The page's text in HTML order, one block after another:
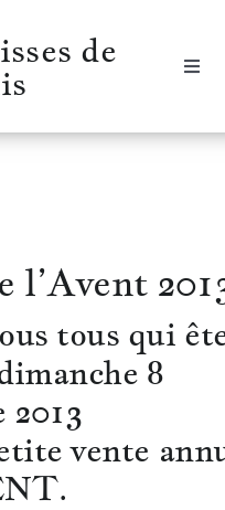
de
?
l’Avent
tous qui
8
2013
vente